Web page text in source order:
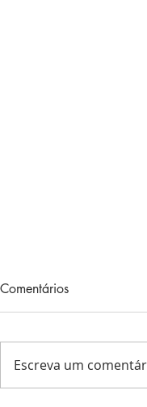
Comentários
Escreva um